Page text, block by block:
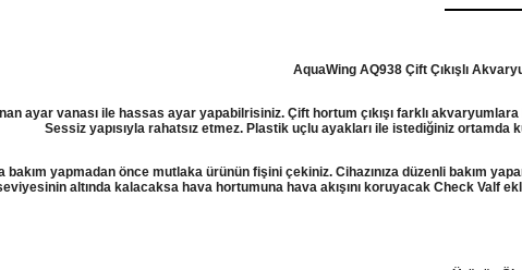
AquaWing AQ938 Çift Çıkışlı
ayar vanası ile hassas ayar yapabilrisiniz. Çift hortum çıkışı farklı
Sessiz yapısıyla rahatsız etmez. Plastik uçlu ayakları ile istediğiniz
yapmadan önce mutlaka ürünün fişini çekiniz. Cihazınıza düzenli bakım
altında kalacaksa hava hortumuna hava akışını koruyacak Check Valf